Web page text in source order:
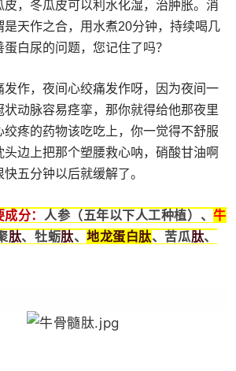
，冬瓜皮可以利水化湿，治肿胀。消
是天作之合，用水煮20分钟，持续喝几
白尿的问题，您记住了吗？
发作，夜间心绞痛发作呀，因为夜间一
状动脉容易痉挛，那你就得给他那夜里
绞疼的药物该吃吃上，你一觉得不舒服
边上把那个塑腰救心呐，硝酸甘油啊
五分钟以后就缓解了。
成分： 人参（五年以下人工种植）、牛
肽、牡蛎肽、地龙蛋白肽、苦瓜肽、